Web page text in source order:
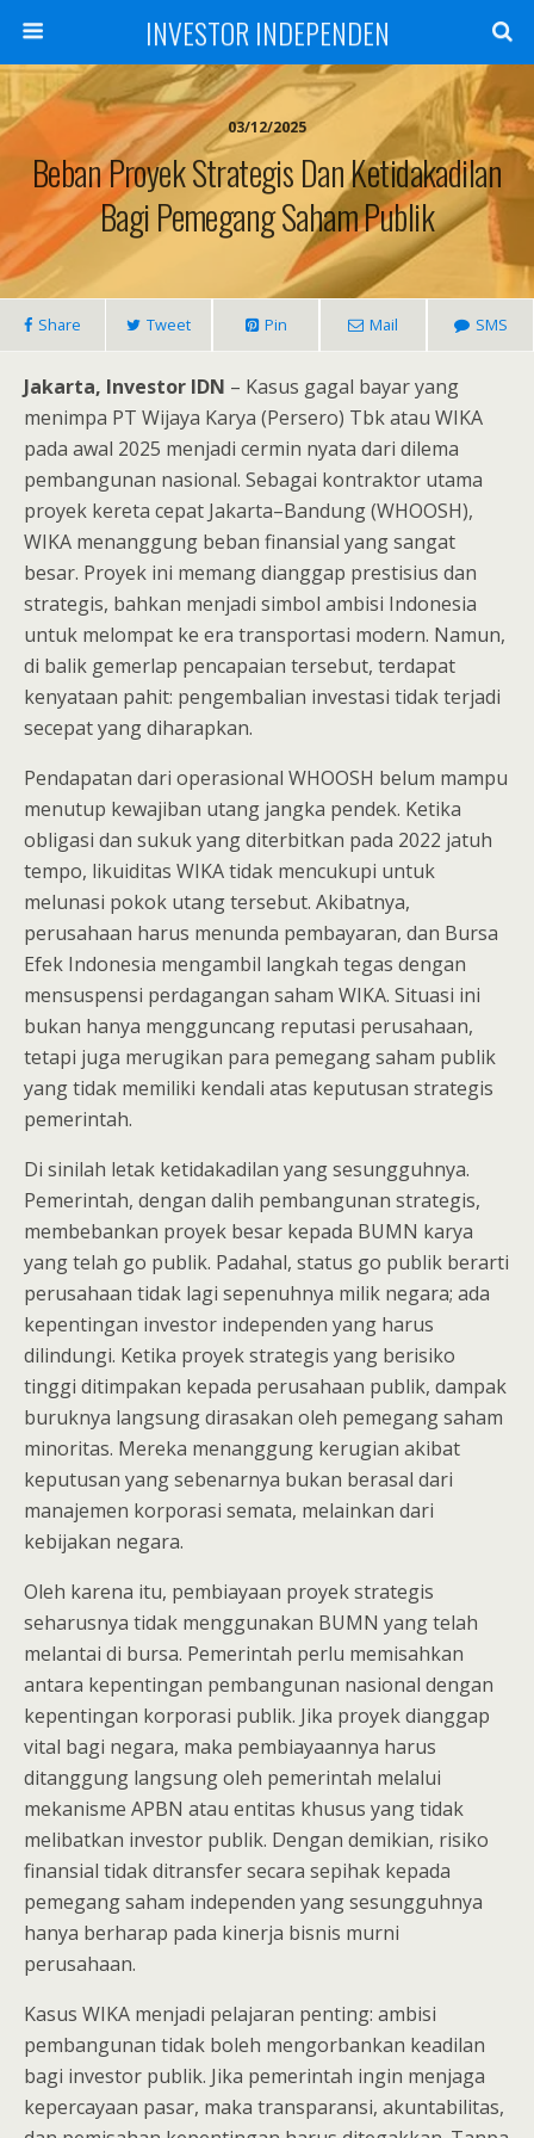
INVESTOR INDEPENDEN
03/12/2025
Beban Proyek Strategis Dan Ketidakadilan
Bagi Pemegang Saham Publik
Share Tweet Pin Mail SMS
Jakarta, Investor IDN – Kasus gagal bayar yang
menimpa PT Wijaya Karya (Persero) Tbk atau WIKA
pada awal 2025 menjadi cermin nyata dari dilema
pembangunan nasional. Sebagai kontraktor utama
proyek kereta cepat Jakarta–Bandung (WHOOSH),
WIKA menanggung beban finansial yang sangat
besar. Proyek ini memang dianggap prestisius dan
strategis, bahkan menjadi simbol ambisi Indonesia
untuk melompat ke era transportasi modern. Namun,
di balik gemerlap pencapaian tersebut, terdapat
kenyataan pahit: pengembalian investasi tidak terjadi
secepat yang diharapkan.
Pendapatan dari operasional WHOOSH belum mampu
menutup kewajiban utang jangka pendek. Ketika
obligasi dan sukuk yang diterbitkan pada 2022 jatuh
tempo, likuiditas WIKA tidak mencukupi untuk
melunasi pokok utang tersebut. Akibatnya,
perusahaan harus menunda pembayaran, dan Bursa
Efek Indonesia mengambil langkah tegas dengan
mensuspensi perdagangan saham WIKA. Situasi ini
bukan hanya mengguncang reputasi perusahaan,
tetapi juga merugikan para pemegang saham publik
yang tidak memiliki kendali atas keputusan strategis
pemerintah.
Di sinilah letak ketidakadilan yang sesungguhnya.
Pemerintah, dengan dalih pembangunan strategis,
membebankan proyek besar kepada BUMN karya
yang telah go publik. Padahal, status go publik berarti
perusahaan tidak lagi sepenuhnya milik negara; ada
kepentingan investor independen yang harus
dilindungi. Ketika proyek strategis yang berisiko
tinggi ditimpakan kepada perusahaan publik, dampak
buruknya langsung dirasakan oleh pemegang saham
minoritas. Mereka menanggung kerugian akibat
keputusan yang sebenarnya bukan berasal dari
manajemen korporasi semata, melainkan dari
kebijakan negara.
Oleh karena itu, pembiayaan proyek strategis
seharusnya tidak menggunakan BUMN yang telah
melantai di bursa. Pemerintah perlu memisahkan
antara kepentingan pembangunan nasional dengan
kepentingan korporasi publik. Jika proyek dianggap
vital bagi negara, maka pembiayaannya harus
ditanggung langsung oleh pemerintah melalui
mekanisme APBN atau entitas khusus yang tidak
melibatkan investor publik. Dengan demikian, risiko
finansial tidak ditransfer secara sepihak kepada
pemegang saham independen yang sesungguhnya
hanya berharap pada kinerja bisnis murni
perusahaan.
Kasus WIKA menjadi pelajaran penting: ambisi
pembangunan tidak boleh mengorbankan keadilan
bagi investor publik. Jika pemerintah ingin menjaga
kepercayaan pasar, maka transparansi, akuntabilitas,